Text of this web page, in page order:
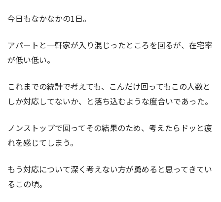
今日もなかなかの1日。
アパートと一軒家が入り混じったところを回るが、在宅率
が低い低い。
これまでの統計で考えても、こんだけ回ってもこの人数と
しか対応してないか、と落ち込むような度合いであった。
ノンストップで回ってその結果のため、考えたらドッと疲
れを感じてしまう。
もう対応について深く考えない方が勇めると思ってきてい
るこの頃。